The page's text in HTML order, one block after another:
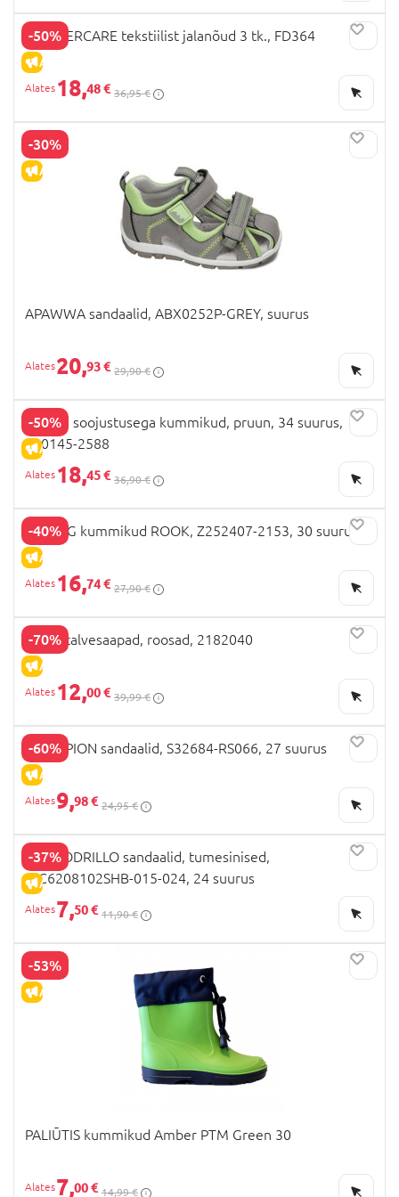
-50%
ALLAHINDLUS
MOTHERCARE tekstiilist jalanõud 3 tk., FD364
18,48 € 36,95 €
-30%
ALLAHINDLUS
APAWWA sandaalid, ABX0252P-GREY, suurus
20,93 € 29,90 €
-50%
ALLAHINDLUS
CELAVI soojustusega kummikud, pruun, 34 suurus,
320145-2588
18,45 € 36,90 €
-40%
ALLAHINDLUS
ZIG ZAG kummikud ROOK, Z252407-2153, 30 suurus
16,74 € 27,90 €
-70%
ALLAHINDLUS
BEPPI talvesaapad, roosad, 2182040
12,00 € 39,99 €
-60%
ALLAHINDLUS
CHAMPION sandaalid, S32684-RS066, 27 suurus
9,98 € 24,95 €
-37%
ALLAHINDLUS
COCCODRILLO sandaalid, tumesinised,
WC6208102SHB-015-024, 24 suurus
7,50 € 11,90 €
-53%
ALLAHINDLUS
PALIŪTIS kummikud Amber PTM Green 30
7,00 € 14,99 €